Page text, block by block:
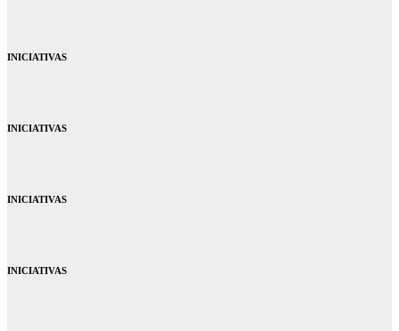
INICIATIVAS
INICIATIVAS
INICIATIVAS
INICIATIVAS